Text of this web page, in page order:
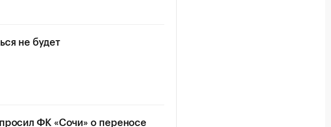
не будет
ФК «Сочи» о переносе